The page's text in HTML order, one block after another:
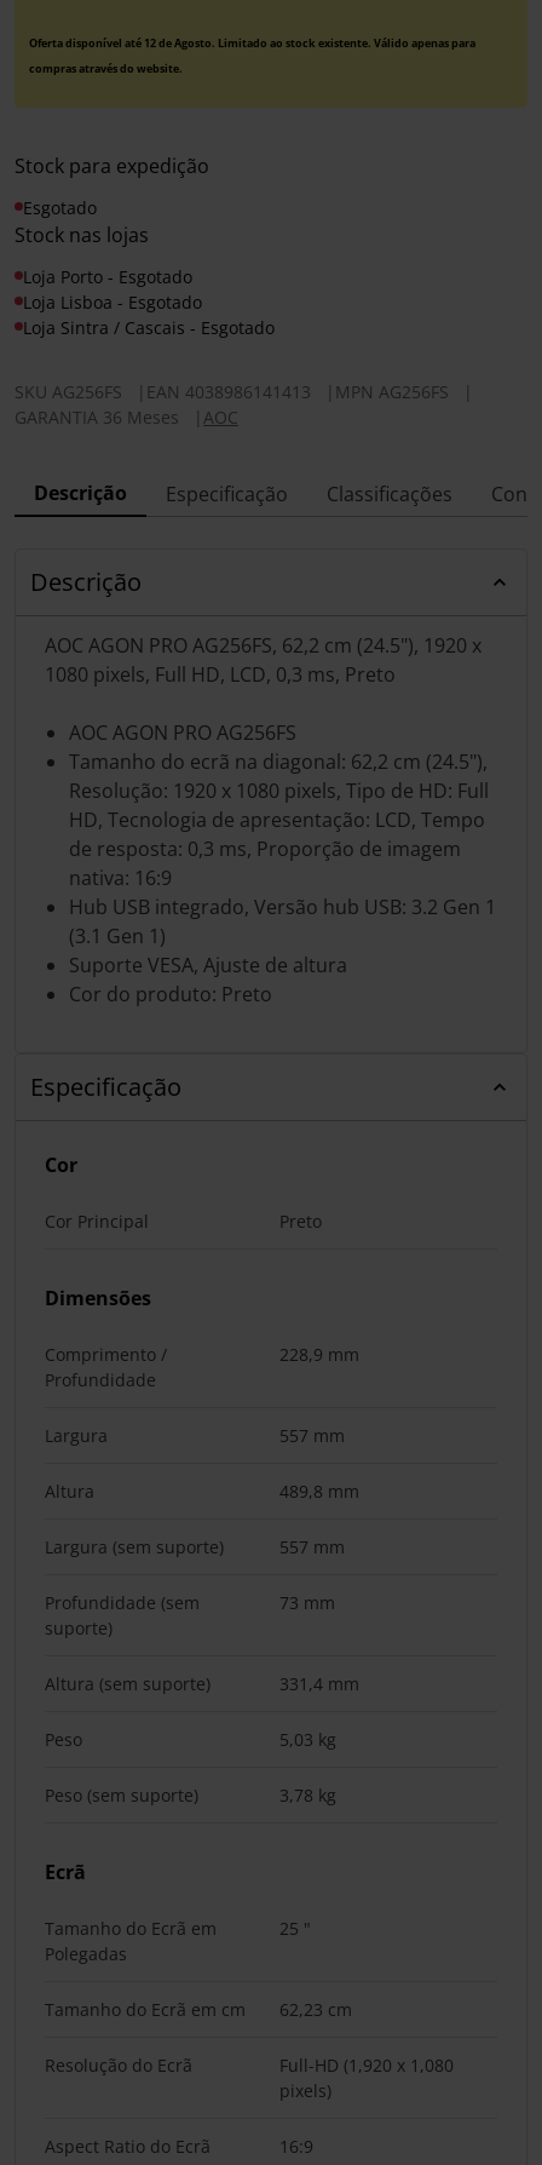
Oferta disponível até 12 de Agosto. Limitado ao stock existente. Válido apenas para
compras através do website.
Stock para expedição
Esgotado
Stock nas lojas
Loja Porto - Esgotado
Loja Lisboa - Esgotado
Loja Sintra / Cascais - Esgotado
SKU AG256FS EAN 4038986141413 MPN AG256FS
GARANTIA 36 Meses
AOC
Descrição Especificação Classificações
Descrição
AOC AGON PRO AG256FS, 62,2 cm (24.5"), 1920 x
1080 pixels, Full HD, LCD, 0,3 ms, Preto
AOC AGON PRO AG256FS
Tamanho do ecrã na diagonal: 62,2 cm (24.5"),
Resolução: 1920 x 1080 pixels, Tipo de HD: Full
HD, Tecnologia de apresentação: LCD, Tempo
de resposta: 0,3 ms, Proporção de imagem
nativa: 16:9
Hub USB integrado, Versão hub USB: 3.2 Gen 1
(3.1 Gen 1)
Suporte VESA, Ajuste de altura
Cor do produto: Preto
Especificação
Cor
Cor Principal Preto
Dimensões
Comprimento /
Profundidade
228,9 mm
Largura 557 mm
Altura 489,8 mm
Largura (sem suporte) 557 mm
Profundidade (sem
suporte)
73 mm
Altura (sem suporte) 331,4 mm
Peso 5,03 kg
Peso (sem suporte) 3,78 kg
Ecrã
Tamanho do Ecrã em
Polegadas
25 "
Tamanho do Ecrã em cm 62,23 cm
Resolução do Ecrã
Full-HD (1,920 x 1,080
pixels)
Aspect Ratio do Ecrã 16:9